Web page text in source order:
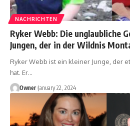
NACHRICHTEN
Ryker Webb: Die unglaubliche
Jungen, der in der Wildnis
Ryker Webb ist ein kleiner Junge, der
hat. Er…
Owner January 22, 2024